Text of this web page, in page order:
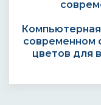
современном
цветов для